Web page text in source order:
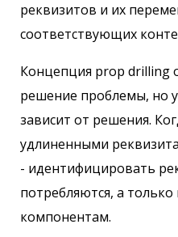
реквизитов и их
соответствующих
Концепция prop drilling
решение проблемы, но
зависит от решения.
удлиненными
- идентифицировать
потребляются, а
компонентам.